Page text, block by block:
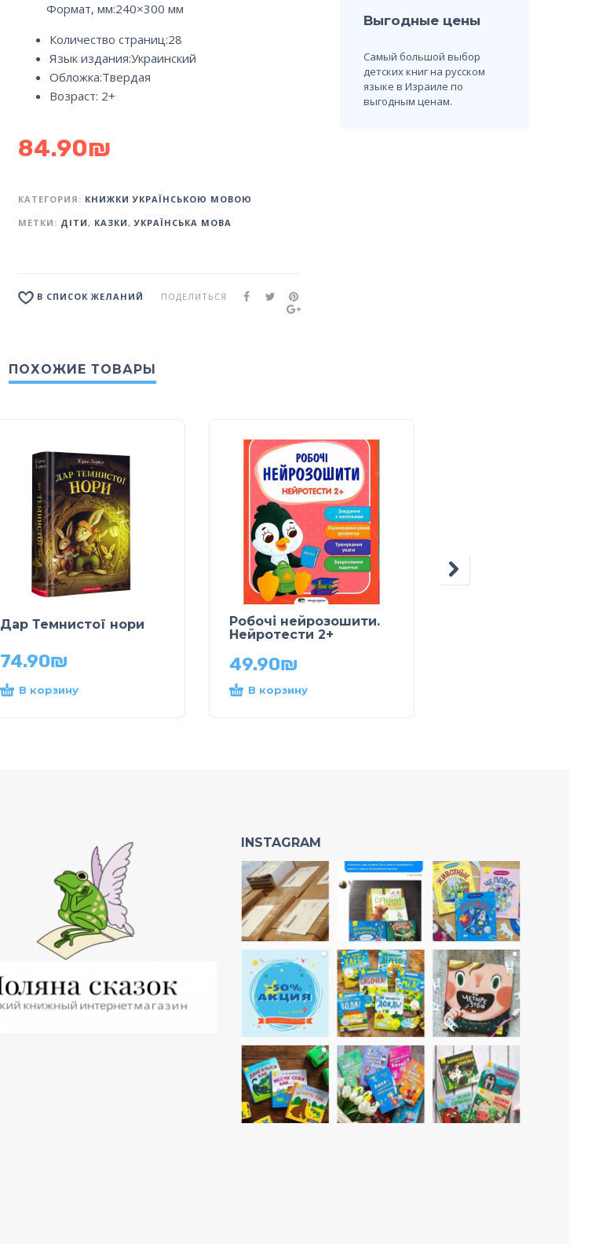
Формат, мм:240×300 мм
Количество страниц:28
Язык издания:Украинский
Обложка:Твердая
Возраст: 2+
84.90₪
КАТЕГОРИЯ: КНИЖКИ УКРАЇНСЬКОЮ МОВОЮ
МЕТКИ: ДІТИ, КАЗКИ,УКРАЇНСЬКА МОВА
В СПИСОК ЖЕЛАНИЙ ПОДЕЛИТЬСЯ
Выгодные цены
Самый большой выбор
детских книг на русском
языке в Израиле по
выгодным ценам.
ПОХОЖИЕ ТОВАРЫ
Дар Темнистої нори
74.90₪
В корзину
Робочі нейрозошити.
Нейротести 2+
49.90₪
В корзину
INSTAGRAM